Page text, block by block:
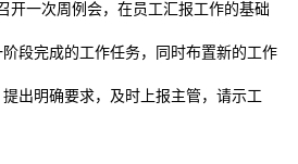
一次周例会，在员工汇报工作的基础
阶段完成的工作任务，同时布置新的工作
出明确要求，及时上报主管，请示工